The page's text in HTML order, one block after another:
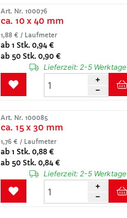
Art. Nr. 100076
ca. 10 x 40 mm
1,88 € / Laufmeter
ab 1 Stk. 0,94 €
ab 50 Stk. 0,90 €
Lieferzeit: 2-5 Werktage
Art. Nr. 100085
ca. 15 x 30 mm
1,76 € / Laufmeter
ab 1 Stk. 0,88 €
ab 50 Stk. 0,84 €
Lieferzeit: 2-5 Werktage